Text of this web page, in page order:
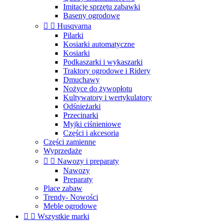
Imitacje sprzętu zabawki
Baseny ogrodowe
  Husqvarna
Pilarki
Kosiarki automatyczne
Kosiarki
Podkaszarki i wykaszarki
Traktory ogrodowe i Ridery
Dmuchawy
Nożyce do żywopłotu
Kultywatory i wertykulatory
Odśnieżarki
Przecinarki
Myjki ciśnieniowe
Części i akcesoria
Części zamienne
Wyprzedaże
  Nawozy i preparaty
Nawozy
Preparaty
Place zabaw
Trendy- Nowości
Meble ogrodowe
  Wszystkie marki